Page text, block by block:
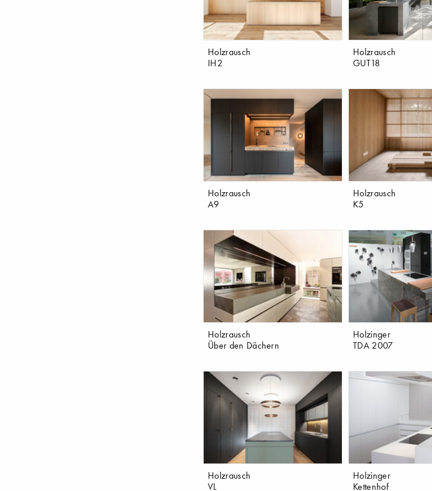
Holzrausch
IH2
Holzrausch
GUT18
Holzrausch
A9
Holzrausch
K5
Holzrausch
Über den Dächern
Holzinger
TDA 2007
Holzrausch
VL
Holzinger
Kettenhof